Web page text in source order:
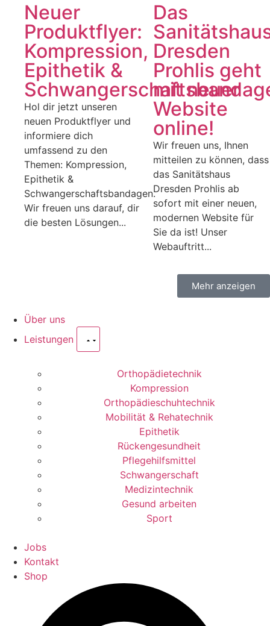
Neuer
Produktflyer:
Kompression,
Epithetik &
Hol dir jetzt unseren
neuen Produktflyer und
informiere dich
umfassend zu den
Themen: Kompression,
Epithetik &
Schwangerschaftsbandagen.
Wir freuen uns darauf, dir
die besten Lösungen...
Das
Dresden
Prohlis geht
mit neuer
Website
online!
Wir freuen uns, Ihnen
mitteilen zu können, dass
das Sanitätshaus
Dresden Prohlis ab
sofort mit einer neuen,
modernen Website für
Sie da ist! Unser
Webauftritt...
Mehr anzeigen
Über uns
Leistungen
Orthopädietechnik
Kompression
Orthopädieschuhtechnik
Mobilität & Rehatechnik
Epithetik
Rückengesundheit
Pflegehilfsmittel
Schwangerschaft
Medizintechnik
Gesund arbeiten
Sport
Jobs
Kontakt
Shop